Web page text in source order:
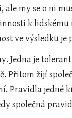
my se o ni
k
ve výsledku je
je
Přitom žijí
Pravidla jedné
společná